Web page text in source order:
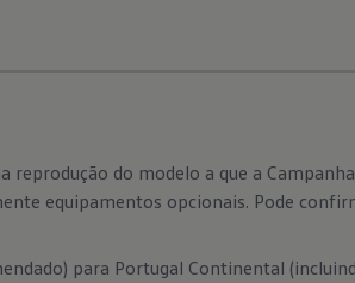
do modelo a que a
equipamentos opcionais. Pode
para Portugal Continental